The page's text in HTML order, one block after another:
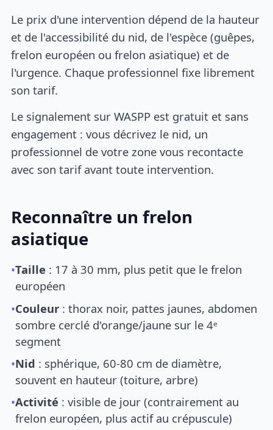
Le prix d'une intervention dépend de la hauteur
et de l'accessibilité du nid, de l'espèce (guêpes,
frelon européen ou frelon asiatique) et de
l'urgence. Chaque professionnel fixe librement
son tarif.
Le signalement sur WASPP est gratuit et sans
engagement : vous décrivez le nid, un
professionnel de votre zone vous recontacte
avec son tarif avant toute intervention.
Reconnaître un frelon
asiatique
•Taille : 17 à 30 mm, plus petit que le frelon
européen
•Couleur : thorax noir, pattes jaunes, abdomen
sombre cerclé d'orange/jaune sur le 4ᵉ
segment
•Nid : sphérique, 60-80 cm de diamètre,
souvent en hauteur (toiture, arbre)
•Activité : visible de jour (contrairement au
frelon européen, plus actif au crépuscule)